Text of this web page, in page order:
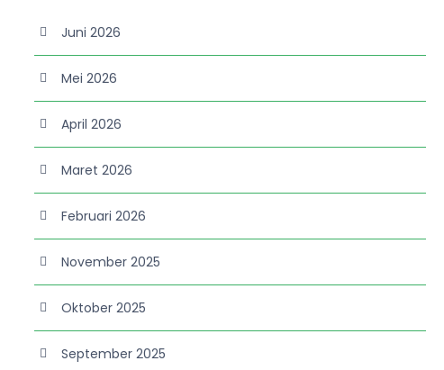
Juni 2026
Mei 2026
April 2026
Maret 2026
Februari 2026
November 2025
Oktober 2025
September 2025